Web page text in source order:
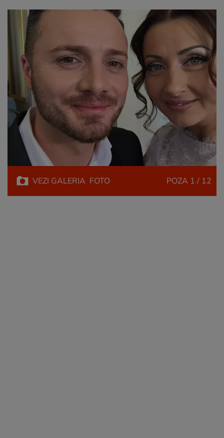
VEZI GALERIA FOTO POZA 1 / 12